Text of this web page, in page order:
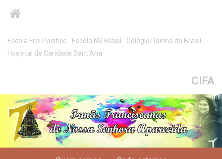
Escola Frei Pacifico Escola NS Brasil
Colégio Rainha do Brasil
Hospital de Caridade Sant'Ana
CIFA